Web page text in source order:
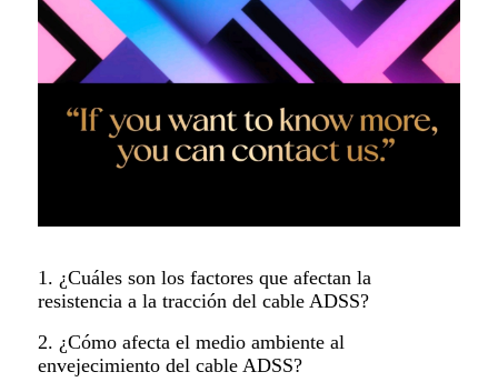
1. ¿Cuáles son los factores que afectan la
resistencia a la tracción del cable ADSS?
2. ¿Cómo afecta el medio ambiente al
envejecimiento del cable ADSS?